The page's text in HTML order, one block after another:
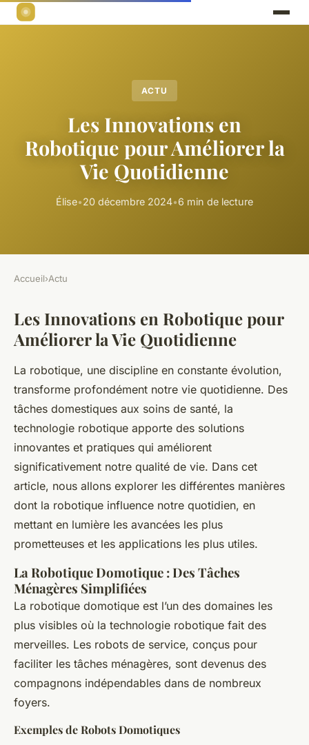
ACTU
Les Innovations en
Robotique pour Améliorer la
Vie Quotidienne
Élise•20 décembre 2024•6 min de lecture
Accueil›Actu
Les Innovations en Robotique pour
Améliorer la Vie Quotidienne
La robotique, une discipline en constante évolution,
transforme profondément notre vie quotidienne. Des
tâches domestiques aux soins de santé, la
technologie robotique apporte des solutions
innovantes et pratiques qui améliorent
significativement notre qualité de vie. Dans cet
article, nous allons explorer les différentes manières
dont la robotique influence notre quotidien, en
mettant en lumière les avancées les plus
prometteuses et les applications les plus utiles.
La Robotique Domotique : Des Tâches
Ménagères Simplifiées
La robotique domotique est l’un des domaines les
plus visibles où la technologie robotique fait des
merveilles. Les robots de service, conçus pour
faciliter les tâches ménagères, sont devenus des
compagnons indépendables dans de nombreux
foyers.
Exemples de Robots Domotiques